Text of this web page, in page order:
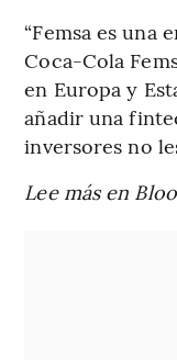
“Femsa es una
Coca-Cola
en Europa y
añadir una
inversores no
Lee más en